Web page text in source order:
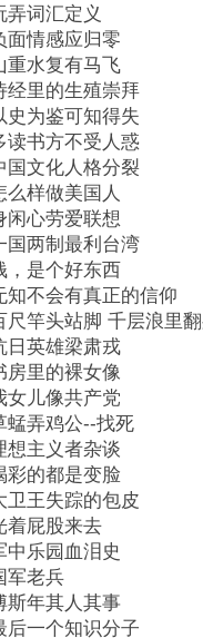
弄词汇定义
面情感应归零
重水复有马飞
经里的生殖崇拜
史为鉴可知得失
读书方不受人惑
国文化人格分裂
么样做美国人
闲心劳爱联想
国两制最利台湾
，是个好东西
知不会有真正的信仰
尺竿头站脚 千层浪里
日英雄梁肃戎
房里的裸女像
女儿像共产党
蜢弄鸡公--找死
想主义者杂谈
彩的都是变脸
卫王失踪的包皮
着屁股来去
中乐园血泪史
军老兵
斯年其人其事
后一个知识分子